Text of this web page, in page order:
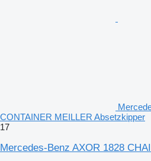
CONTAINER MEILLER Absetzkipper
17
Mercedes-Benz AXOR 1828